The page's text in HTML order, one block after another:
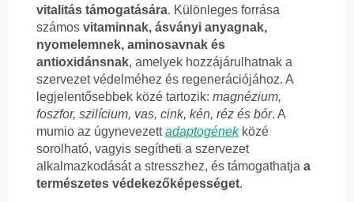
vitalitás támogatására. Különleges forrása
számos vitaminnak, ásványi anyagnak,
nyomelemnek, aminosavnak és
antioxidánsnak, amelyek hozzájárulhatnak a
szervezet védelméhez és regenerációjához. A
legjelentősebbek közé tartozik: magnézium,
foszfor, szilícium, vas, cink, kén, réz és bór. A
mumio az úgynevezettadaptogénekközé
sorolható, vagyis segítheti a szervezet
alkalmazkodását a stresszhez, és támogathatja a
természetes védekezőképességet.